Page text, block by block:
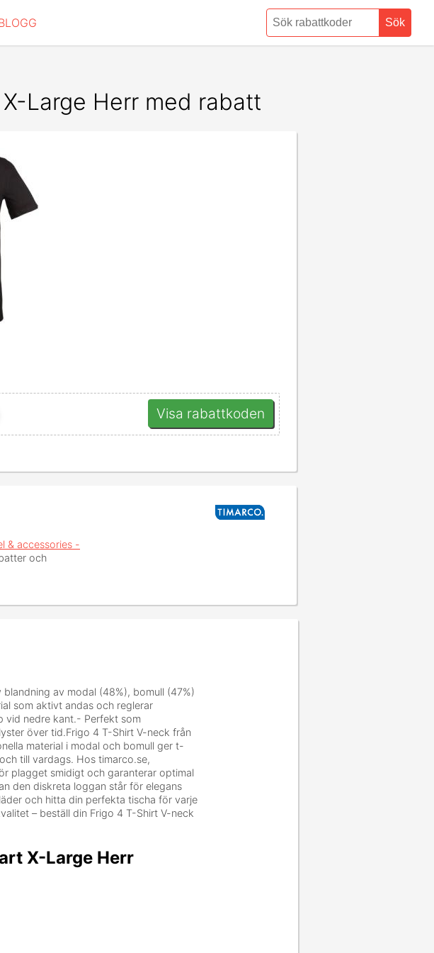
Sök
Large Herr med rabatt
Visa rabattkoden
& accessories -
och
av modal (48%), bomull (47%)
som aktivt andas och reglerar
vid nedre kant.- Perfekt som
över tid.Frigo 4 T-Shirt V-neck från
material i modal och bomull ger t-
till vardags. Hos timarco.se,
plagget smidigt och garanterar optimal
den diskreta loggan står för elegans
och hitta din perfekta tischa för varje
– beställ din Frigo 4 T-Shirt V-neck
X-Large Herr